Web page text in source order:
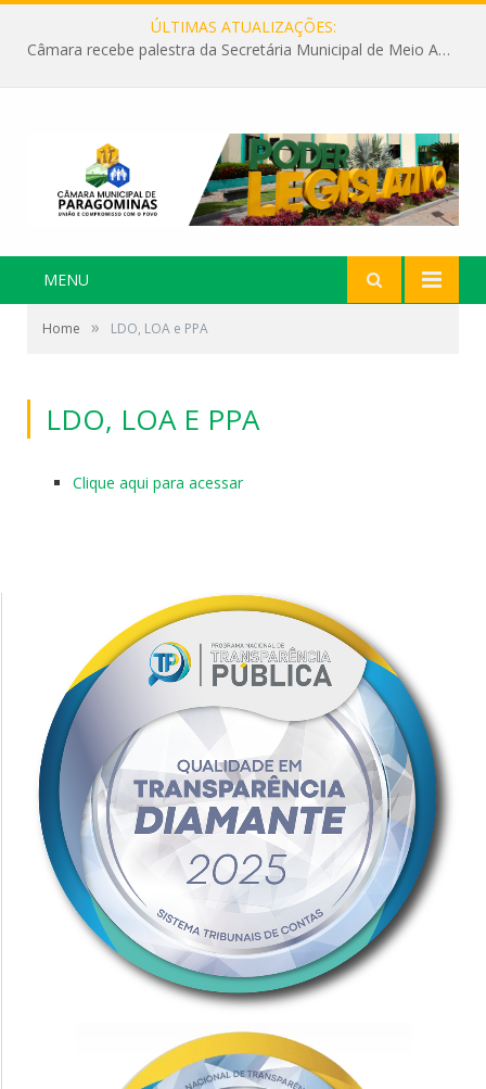
ÚLTIMAS ATUALIZAÇÕES:
Câmara recebe palestra da Secretária Municipal de Meio Ambiente sobre as ações da “SEMANA DO MEIO AMBIENTE”
MENU
Home » LDO, LOA e PPA
LDO, LOA E PPA
Clique aqui para acessar